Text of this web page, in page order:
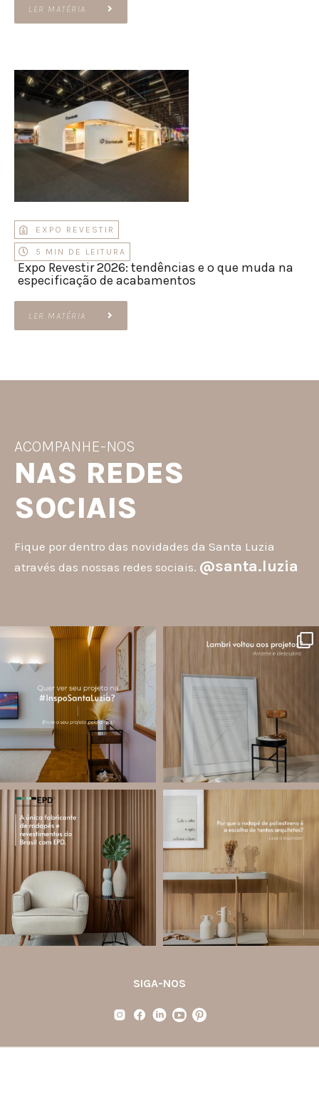
LER MATÉRIA
EXPO REVESTIR
5 MIN DE LEITURA
Expo Revestir 2026: tendências e o que muda na
especificação de acabamentos
LER MATÉRIA
ACOMPANHE-NOS
NAS REDES
SOCIAIS
Fique por dentro das novidades da Santa Luzia
através das nossas redes sociais. @santa.luzia
santa.luzia
A #InspoSantaLuzia é um espaço
criado para divulgar projetos que
utilizam produtos Santa Luzia e
valorizar o trabalho de arquitetos,
designers de...
Jul 28
14 0
O lambri é um revestimento versátil
painéis decorativos e diversas
composições para valorizar o
ambiente!
Jul 27
87 8
Você sabe o que é EPD?
A Declaração Ambiental de Produto
(Environmental Product Declaration) é
um documento internacional que
Jul 21
35 1
Os rodapés de poliestireno
conquistaram espaço na arquitetura
porque unem estética, praticidade e
desempenho em um único produto.
Diferente
SIGA-NOS